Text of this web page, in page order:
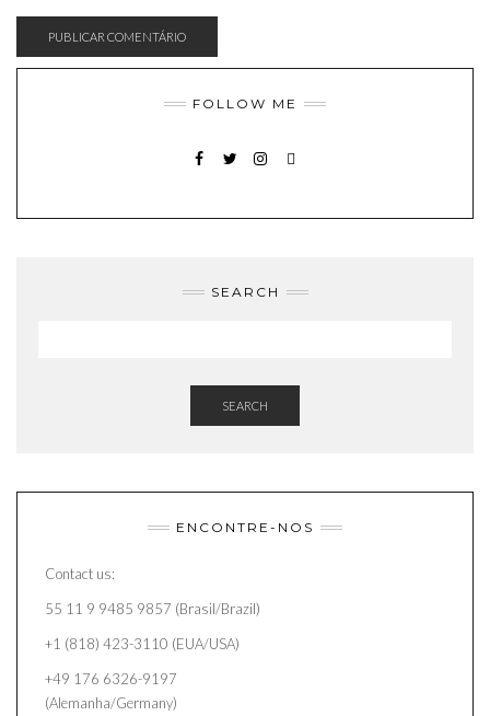
FOLLOW ME
SEARCH
SEARCH
ENCONTRE-NOS
Contact us:
55 11 9 9485 9857 (Brasil/Brazil)
+1 (818) 423-3110 (EUA/USA)
+49 176 6326-9197
(Alemanha/Germany)